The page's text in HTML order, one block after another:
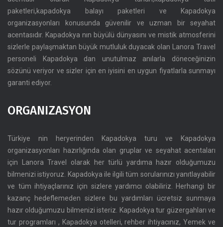
paketleri,kapadokya balayı paketleri ve Kapadokya
organizasyonları konusunda güvenilir ve uzman bir seyahat
acentasıdır. Kapadokya nın büyülü dünyasını ve mistik atmosferini
sizlerle paylaşmaktan büyük mutluluk duyacak olan Lanora Travel
personeli Kapadokya dan unutulmaz anılarla döneceğinizin
sözünü veriyor ve sizler için en iyisini en uygun fiyatlarla sunmayı
garanti ediyor.
ORGANIZASYON
Türkiye nin heryerinden Kapadokya turu ve Kapadokya
organizasyonları hazırlığında olan gruplar ve seyahat acentaları
için Lanora Travel olarak her türlü yardıma hazır olduğumuzu
bilmenizi istiyoruz. Kapadokya ile ilgili tüm sorularınızı yanıtlayabilir
ve tüm ihtiyaçlarınız için sizlere yardımcı olabiliriz. Herhangi bir
kazanç hedeflemeden sizlere bu yardımları ücretsiz sunmaya
hazır olduğumuzu bilmenizi isteriz. Kapadokya tur güzergahları ve
tur programları , Kapadokya otelleri, rehber ihtiyacınız, Yemek ve